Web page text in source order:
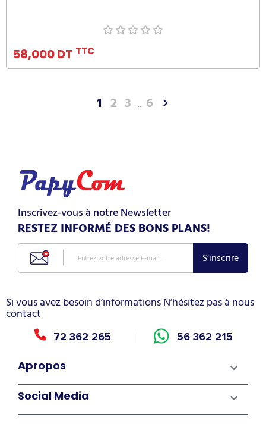
58,000 DT TTC
Ajouter au panier
1 2 3 … 6 
Inscrivez-vous à notre Newsletter
RESTEZ INFORMÉ DES BONS PLANS!
Si vous avez besoin d’informations N’hésitez pas à nous
contact
72 362 265 56 362 215
Apropos 
Social Media 